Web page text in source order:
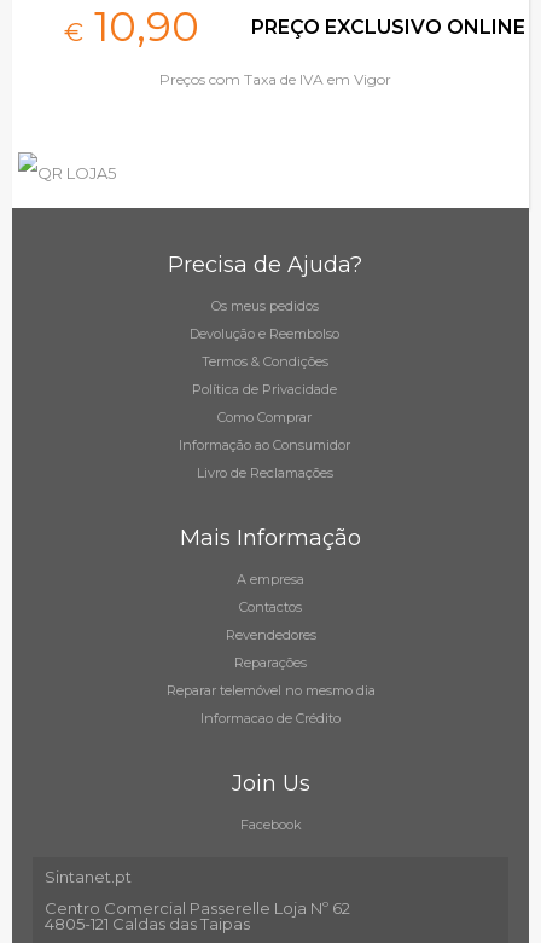
€ 10,90 PREÇO EXCLUSIVO ONLINE
Preços com Taxa de IVA em Vigor
Precisa de Ajuda?
Os meus pedidos
Devolução e Reembolso
Termos & Condições
Política de Privacidade
Como Comprar
Informação ao Consumidor
Livro de Reclamações
Mais Informação
A empresa
Contactos
Revendedores
Reparações
Reparar telemóvel no mesmo dia
Informacao de Crédito
Join Us
Facebook
Sintanet.pt
Centro Comercial Passerelle Loja Nº 62
4805-121 Caldas das Taipas